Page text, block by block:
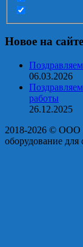
Новое на сайте
06.03.2026
работы
26.12.2025
2018-2026 ©
оборудование для